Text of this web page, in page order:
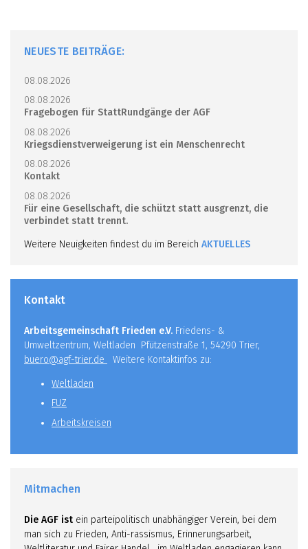
NEUESTE BEITRÄGE:
08.08.2026
08.08.2026
Fragebogen für StattRundgänge der AGF
08.08.2026
Kriegsdienstverweigerung ist ein Menschenrecht
08.08.2026
Kontakt
08.08.2026
Für eine Gesellschaft, die schützt statt ausgrenzt, die
verbindet statt trennt.
Weitere Neuigkeiten findest du im Bereich AKTUELLES
Kontakt
Arbeitsgemeinschaft Frieden e.V. Friedens- &
Umweltzentrum, Weltladen Pfützenstraße 1, 54290 Trier,
buero@agf-trier.de
Weitere Kontaktinfos zu:
Weltladen
FUZ
Arbeitskreisen
Mitmachen
Die AGF ist ein parteipolitisch unabhängiger Verein, bei dem
man sich zu Frieden, Anti-rassismus, Erinnerungsarbeit,